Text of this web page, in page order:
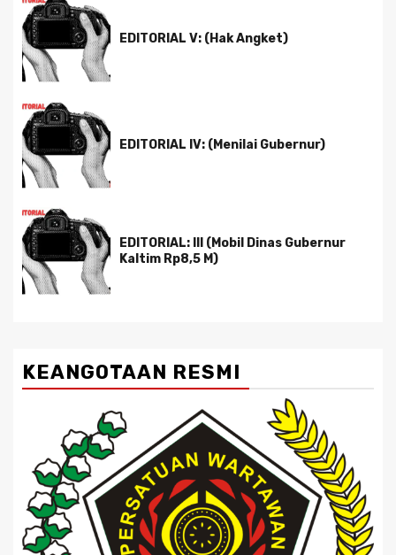
EDITORIAL V: (Hak Angket)
EDITORIAL IV: (Menilai Gubernur)
EDITORIAL: III (Mobil Dinas Gubernur
Kaltim Rp8,5 M)
KEANGOTAAN RESMI